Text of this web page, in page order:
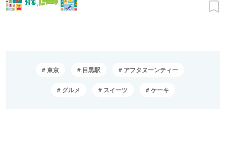
東京 目黒駅 アフタヌーンティー
グルメ スイーツ ケーキ